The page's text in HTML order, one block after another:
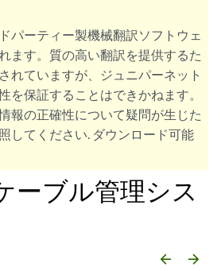
パーティー製機械翻訳ソフトウェ
ます。質の高い翻訳を提供するた
れていますが、ジュニパーネット
を保証することはできかねます。
報の正確性について疑問が生じた
してください. ダウンロード可能
ーブル管理シス
arrow_backward arrow_forward